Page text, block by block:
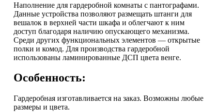
Наполнение для гардеробной комнаты с пантографами.
Данные устройства позволяют размещать штанги для
вешалок в верхней части шкафа и облегчают к ним
доступ благодаря наличию опускающего механизма.
Среди других функциональных элементов — открытые
полки и комод. Для производства гардеробной
использованы ламинированные ДСП цвета венге.
Особенность:
Гардеробная изготавливается на заказ. Возможны любые
размеры и цвета.